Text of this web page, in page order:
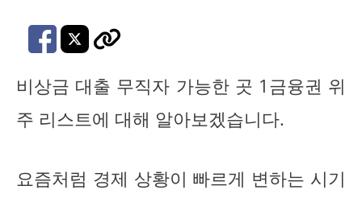
비상금 대출 무직자 가능한 곳 1금융권 위
주 리스트에 대해 알아보겠습니다.
요즘처럼 경제 상황이 빠르게 변하는 시기